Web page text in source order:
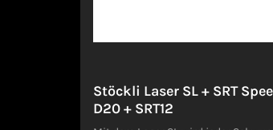
Stöckli Laser SL + SRT
D20 + SRT12